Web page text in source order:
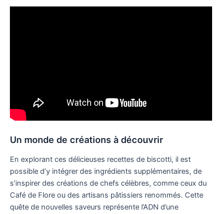
Un monde de créations à découvrir
En explorant ces délicieuses recettes de biscotti, il est
possible d’y intégrer des ingrédients supplémentaires, de
s’inspirer des créations de chefs célèbres, comme ceux du
Café de Flore ou des artisans pâtissiers renommés. Cette
quête de nouvelles saveurs représente l’ADN d’une